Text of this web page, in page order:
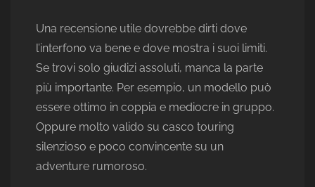
Una recensione utile dovrebbe dirti dove
l’interfono va bene e dove mostra i suoi limiti.
Se trovi solo giudizi assoluti, manca la parte
più importante. Per esempio, un modello può
essere ottimo in coppia e mediocre in gruppo.
Oppure molto valido su casco touring
silenzioso e poco convincente su un
adventure rumoroso.